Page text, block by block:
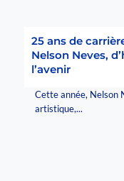
25 ans de
Nelson Neves,
l’avenir
Cette année, Nelson
artistique,...